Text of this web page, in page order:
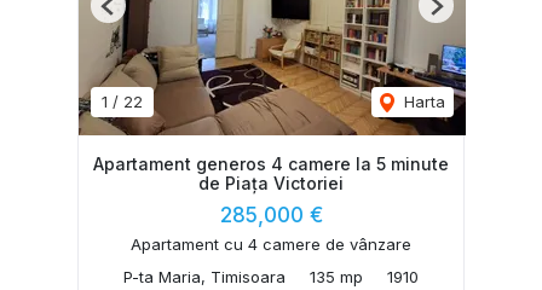
1 / 22 Harta
Previous Next
Apartament generos 4 camere la 5 minute
de Piața Victoriei
285,000 €
Apartament cu 4 camere de vânzare
P-ta Maria, Timisoara
135 mp 1910